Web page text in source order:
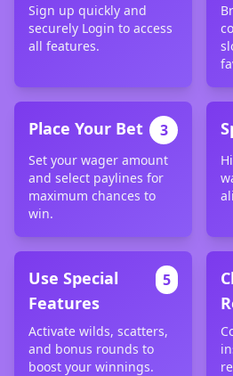
Sign up quickly and
securely Login to access
all features.
Place Your Bet 3
Set your wager amount
and select paylines for
maximum chances to
win.
Use Special
Features
5
Activate wilds, scatters,
and bonus rounds to
boost your winnings.